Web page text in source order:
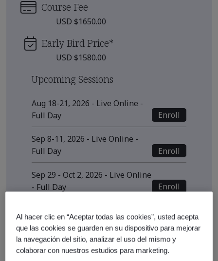
Course Fee
USD $1650.00
Early Bird Price*
USD $1580.00
Upcoming Sessions
Aug 18-21, 2026 - Live Online -
Full Day
Enroll
Sep 8-11, 2026 - Live Online -
Full Day
Enroll
Sep 29 - Oct 2, 2026 - Live Online
- Full Day
Enroll
* Subject to availability
See also
Al hacer clic en “Aceptar todas las cookies”, usted acepta
que las cookies se guarden en su dispositivo para mejorar
la navegación del sitio, analizar el uso del mismo y
colaborar con nuestros estudios para marketing.